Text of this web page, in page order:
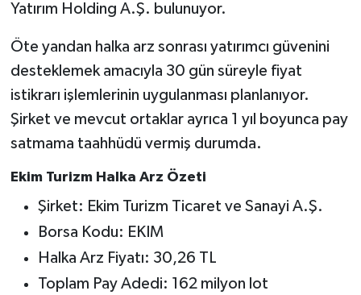
Yatırım Holding A.Ş. bulunuyor.
Öte yandan halka arz sonrası yatırımcı güvenini
desteklemek amacıyla 30 gün süreyle fiyat
istikrarı işlemlerinin uygulanması planlanıyor.
Şirket ve mevcut ortaklar ayrıca 1 yıl boyunca pay
satmama taahhüdü vermiş durumda.
Ekim Turizm Halka Arz Özeti
Şirket: Ekim Turizm Ticaret ve Sanayi A.Ş.
Borsa Kodu: EKIM
Halka Arz Fiyatı: 30,26 TL
Toplam Pay Adedi: 162 milyon lot